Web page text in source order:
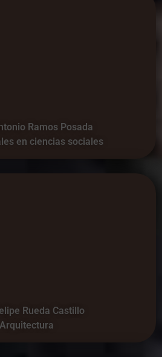
Ramos Posada
en ciencias sociales
Rueda Castillo
Arquitectura